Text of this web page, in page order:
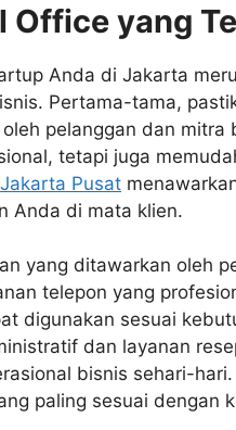
Office yang
Anda di Jakarta
Pertama-tama,
pelanggan dan mitra
tetapi juga
Pusat
Anda di mata klien.
yang ditawarkan oleh
telepon yang
digunakan sesuai
dan layanan
bisnis sehari-
paling sesuai dengan